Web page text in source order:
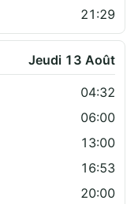
21:29
Jeudi 13 Août
04:32
06:00
13:00
16:53
20:00